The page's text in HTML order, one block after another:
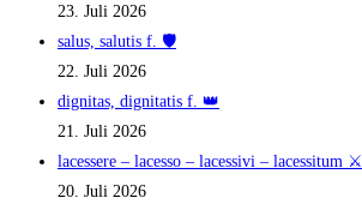
23. Juli 2026
salus, salutis f. 🛡️
22. Juli 2026
dignitas, dignitatis f. 👑
21. Juli 2026
lacessere – lacesso – lacessivi – lacessitum ⚔️
20. Juli 2026